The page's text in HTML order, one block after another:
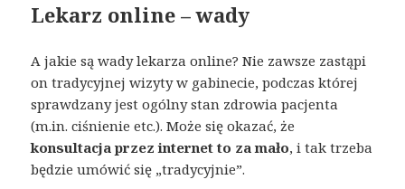
Lekarz online – wady
A jakie są wady lekarza online? Nie zawsze zastąpi
on tradycyjnej wizyty w gabinecie, podczas której
sprawdzany jest ogólny stan zdrowia pacjenta
(m.in. ciśnienie etc.). Może się okazać, że
konsultacja przez internet to za mało, i tak trzeba
będzie umówić się „tradycyjnie”.